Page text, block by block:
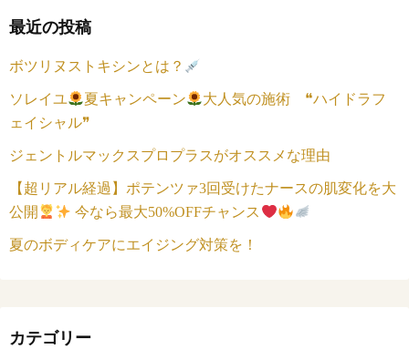
最近の投稿
ボツリヌストキシンとは？
ソレイユ 夏キャンペーン
大人気の施術 ❝ハイドラフ
ェイシャル❞
ジェントルマックスプロプラスがオススメな理由
【超リアル経過】ポテンツァ3回受けたナースの肌変化を大
公開
今なら最大50%OFFチャンス
夏のボディケアにエイジング対策を！
カテゴリー